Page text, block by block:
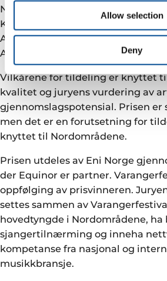
Allow selection
Deny
Nord-Norge
Kirsti Lervoll, Tidligere Festivalsjef
Andreas Wulff,
AS
Vilkårene for tildeling er knyttet
kvalitet og juryens vurdering av
gjennomslagspotensial. Prisen er
men det er en forutsetning for
knyttet til Nordområdene.
Prisen utdeles av Eni Norge
der Equinor er partner.
oppfølging av prisvinneren.
settes sammen av
hovedtyngde i Nordområdene, ha
sjangertilnærming og inneha
kompetanse fra nasjonal og
musikkbransje.